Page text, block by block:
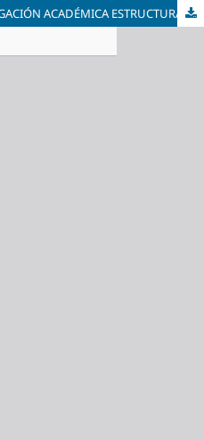
MODELIZACIÓN DE LA SEGREGACIÓN ACADÉMICA ESTRUCTURAL Y DE LOS CIRCUITOS DE TITULACIÓN EN LA EDUCACIÓN SUPERIOR DE BOLIVIA